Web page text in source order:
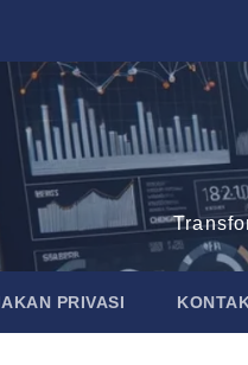
PRIVASI